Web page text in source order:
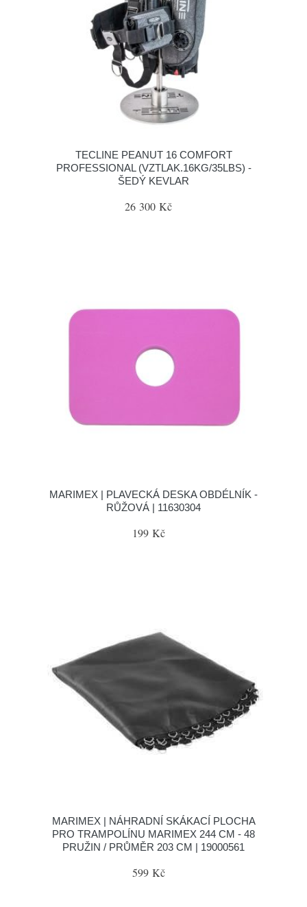
TECLINE PEANUT 16 COMFORT
PROFESSIONAL (VZTLAK.16KG/35LBS) -
ŠEDÝ KEVLAR
26 300 Kč
MARIMEX | PLAVECKÁ DESKA OBDÉLNÍK -
RŮŽOVÁ | 11630304
199 Kč
MARIMEX | NÁHRADNÍ SKÁKACÍ PLOCHA
PRO TRAMPOLÍNU MARIMEX 244 CM - 48
PRUŽIN / PRŮMĚR 203 CM | 19000561
599 Kč